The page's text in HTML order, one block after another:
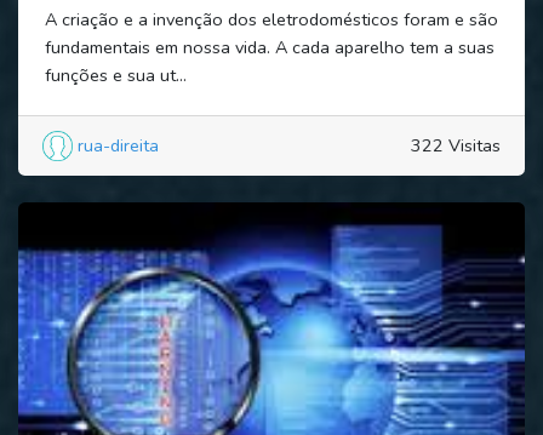
A criação e a invenção dos eletrodomésticos foram e são
fundamentais em nossa vida. A cada aparelho tem a suas
funções e sua ut...
rua-direita 322 Visitas